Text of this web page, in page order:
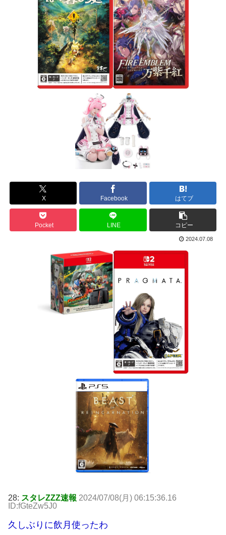
X Facebook はてブ
Pocket LINE コピー
2024.07.08
28: スタレZZZ速報 2024/07/08(月) 06:15:36.16
ID:fGteZw5J0
久しぶりに飲月使ったわ